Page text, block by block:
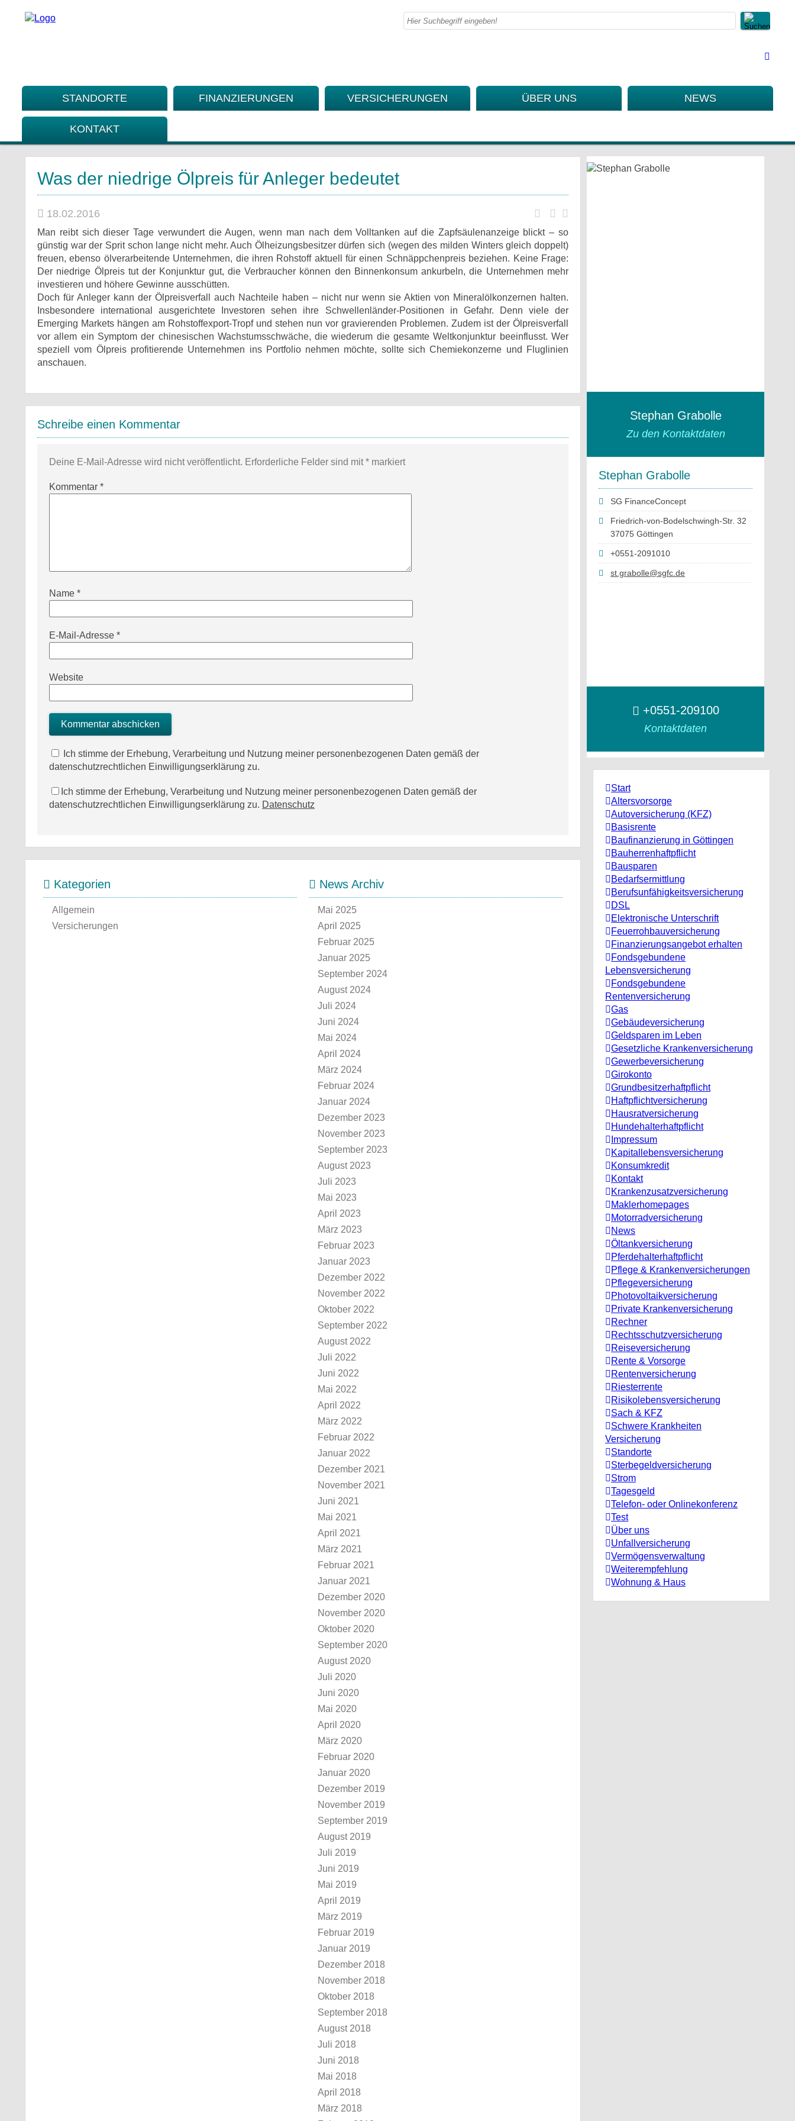
STANDORTE FINANZIERUNGEN VERSICHERUNGEN ÜBER UNS NEWS
KONTAKT
Stephan Grabolle
Zu den Kontaktdaten
Stephan Grabolle
SG FinanceConcept
Friedrich-von-Bodelschwingh-Str. 32
37075 Göttingen
+0551-2091010
st.grabolle@sgfc.de
+0551-209100
Kontaktdaten
Start
Altersvorsorge
Autoversicherung (KFZ)
Basisrente
Baufinanzierung in Göttingen
Bauherrenhaftpflicht
Bausparen
Bedarfsermittlung
Berufs­unfähigkeitsversicherung
DSL
Elektronische Unterschrift
Feuerrohbauversicherung
Finanzierungsangebot erhalten
Fondsgebundene
Lebensversicherung
Fondsgebundene
Rentenversicherung
Gas
Gebäudeversicherung
Geldsparen im Leben
Gesetzliche Krankenversicherung
Gewerbeversicherung
Girokonto
Grundbesitzerhaftpflicht
Haftpflichtversicherung
Hausratversicherung
Hundehalterhaftpflicht
Impressum
Kapitallebensversicherung
Konsumkredit
Kontakt
Krankenzusatzversicherung
Maklerhomepages
Motorradversicherung
News
Öltankversicherung
Pferdehalterhaftpflicht
Pflege & Krankenversicherungen
Pflegeversicherung
Photovoltaikversicherung
Private Krankenversicherung
Rechner
Rechtsschutzversicherung
Reiseversicherung
Rente & Vorsorge
Rentenversicherung
Riesterrente
Risikolebensversicherung
Sach & KFZ
Schwere Krankheiten
Versicherung
Standorte
Sterbegeldversicherung
Strom
Tagesgeld
Telefon- oder Onlinekonferenz
Test
Über uns
Unfallversicherung
Vermögensverwaltung
Weiterempfehlung
Wohnung & Haus
Was der niedrige Ölpreis für Anleger bedeutet
18.02.2016
Man reibt sich dieser Tage verwundert die Augen, wenn man nach dem Volltanken auf die Zapfsäulenanzeige blickt – so
günstig war der Sprit schon lange nicht mehr. Auch Ölheizungsbesitzer dürfen sich (wegen des milden Winters gleich doppelt)
freuen, ebenso ölverarbeitende Unternehmen, die ihren Rohstoff aktuell für einen Schnäppchenpreis beziehen. Keine Frage:
Der niedrige Ölpreis tut der Konjunktur gut, die Verbraucher können den Binnenkonsum ankurbeln, die Unternehmen mehr
investieren und höhere Gewinne ausschütten.
Doch für Anleger kann der Ölpreisverfall auch Nachteile haben – nicht nur wenn sie Aktien von Mineralölkonzernen halten.
Insbesondere international ausgerichtete Investoren sehen ihre Schwellenländer-Positionen in Gefahr. Denn viele der
Emerging Markets hängen am Rohstoffexport-Tropf und stehen nun vor gravierenden Problemen. Zudem ist der Ölpreisverfall
vor allem ein Symptom der chinesischen Wachstumsschwäche, die wiederum die gesamte Weltkonjunktur beeinflusst. Wer
speziell vom Ölpreis profitierende Unternehmen ins Portfolio nehmen möchte, sollte sich Chemiekonzerne und Fluglinien
anschauen.
Schreibe einen Kommentar
Deine E-Mail-Adresse wird nicht veröffentlicht. Erforderliche Felder sind mit* markiert
Kommentar *
Name *
E-Mail-Adresse *
Website
Ich stimme der Erhebung, Verarbeitung und Nutzung meiner personenbezogenen Daten gemäß der
datenschutzrechtlichen Einwilligungserklärung zu.
Ich stimme der Erhebung, Verarbeitung und Nutzung meiner personenbezogenen Daten gemäß der
datenschutzrechtlichen Einwilligungserklärung zu. Datenschutz
Kategorien
Allgemein
Versicherungen
News Archiv
Mai 2025
April 2025
Februar 2025
Januar 2025
September 2024
August 2024
Juli 2024
Juni 2024
Mai 2024
April 2024
März 2024
Februar 2024
Januar 2024
Dezember 2023
November 2023
September 2023
August 2023
Juli 2023
Mai 2023
April 2023
März 2023
Februar 2023
Januar 2023
Dezember 2022
November 2022
Oktober 2022
September 2022
August 2022
Juli 2022
Juni 2022
Mai 2022
April 2022
März 2022
Februar 2022
Januar 2022
Dezember 2021
November 2021
Juni 2021
Mai 2021
April 2021
März 2021
Februar 2021
Januar 2021
Dezember 2020
November 2020
Oktober 2020
September 2020
August 2020
Juli 2020
Juni 2020
Mai 2020
April 2020
März 2020
Februar 2020
Januar 2020
Dezember 2019
November 2019
September 2019
August 2019
Juli 2019
Juni 2019
Mai 2019
April 2019
März 2019
Februar 2019
Januar 2019
Dezember 2018
November 2018
Oktober 2018
September 2018
August 2018
Juli 2018
Juni 2018
Mai 2018
April 2018
März 2018